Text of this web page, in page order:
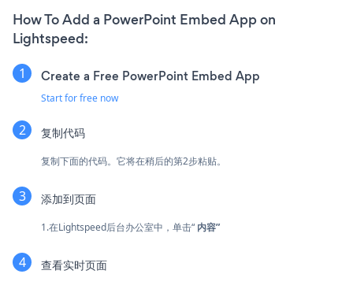
How To Add a PowerPoint Embed App on
Lightspeed:
Create a Free PowerPoint Embed App
Start for free now
复制代码
复制下面的代码。它将在稍后的第2步粘贴。
添加到页面
1.在Lightspeed后台办公室中，单击“ 内容”
查看实时页面